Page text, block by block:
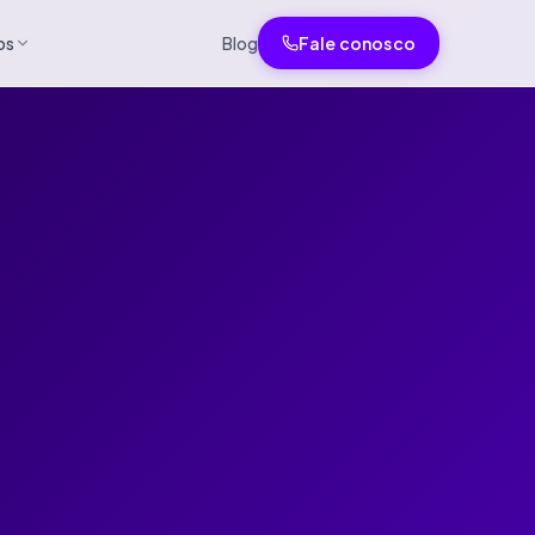
Blog Fale conosco